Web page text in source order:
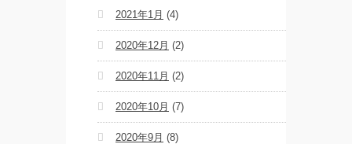
2021年1月 (4)
2020年12月 (2)
2020年11月 (2)
2020年10月 (7)
2020年9月 (8)